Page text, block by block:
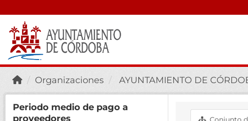
Organizaciones AYUNTAMIENTO DE
Periodo medio de pago a
proveedores